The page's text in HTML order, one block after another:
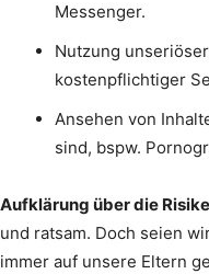
Messenger.
Nutzung
kostenpflichtiger
Ansehen von
sind, bspw.
Aufklärung über die
und ratsam. Doch seien
immer auf unsere Eltern